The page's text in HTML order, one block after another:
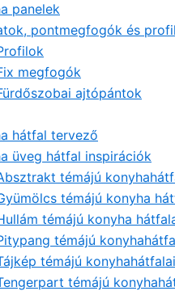
panelek
pontmegfogók és
megfogók
ajtópántok
hátfal tervező
üveg hátfal inspirációk
témájú
témájú konyha
témájú konyha
témájú
témájú
témájú